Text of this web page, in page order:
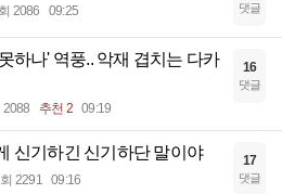
2086 09:25 댓글
하나' 역풍.. 악재 겹치는 다카
2088 추천 2 09:19
16
댓글
신기하긴 신기하단 말이야
2291 09:16
17
댓글